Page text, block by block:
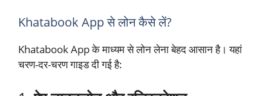
Khatabook App से लोन कैसे लें?
Khatabook App के माध्यम से लोन लेना बेहद आसान है। यहां
चरण-दर-चरण गाइड दी गई है: